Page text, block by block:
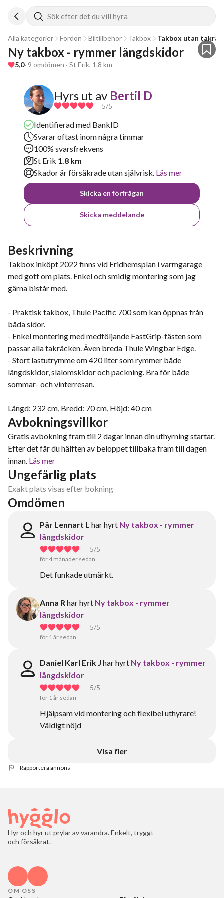
Sök efter det du vill hyra
Alla kategorier Fordon Biltillbehör Takbox Takbox utan
Ny takbox - rymmer längdskidor
5,0· 9 omdömen · St Erik, 1.8 km
Hyrs ut av Bertil D
5/5
Identifierad med BankID
Svarar oftast inom några timmar
100% svarsfrekvens
St Erik 1.8 km
Skador är försäkrade utan självrisk. Läs mer
Skicka en förfrågan
Skicka meddelande
Beskrivning
Takbox inköpt 2022 finns vid Fridhemsplan i varmgarage
med gott om plats. Enkel och smidig montering som jag
gärna bistår med.
- Praktisk takbox, Thule Pacific 700 som kan öppnas från
båda sidor.
- Enkel montering med medföljande FastGrip-fästen som
passar alla takräcken. Även breda Thule Wingbar Edge.
- Stort lastutrymme om 420 liter som rymmer både
längdskidor, slalomskidor och packning. Bra för både
sommar- och vinterresan.
Längd: 232 cm, Bredd: 70 cm, Höjd: 40 cm
Avbokningsvillkor
Gratis avbokning fram till 2 dagar innan din uthyrning startar.
Efter det får du hälften av beloppet tillbaka fram till dagen
innan. Läs mer
Ungefärlig plats
Exakt plats visas efter bokning
Omdömen
Pär Lennart L har hyrt Ny takbox - rymmer
längdskidor
5/5
för 4 månader sedan
Det funkade utmärkt.
Anna Rhar hyrt Ny takbox - rymmer
längdskidor
5/5
för 1 år sedan
Daniel Karl Erik J har hyrt Ny takbox - rymmer
längdskidor
5/5
för 1 år sedan
Hjälpsam vid montering och flexibel uthyrare!
Väldigt nöjd
Visa fler
Rapportera annons
Hyr och hyr ut prylar av varandra. Enkelt, tryggt
och försäkrat.
OM OSS